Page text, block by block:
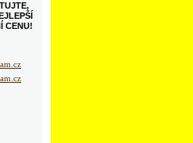
CENU!